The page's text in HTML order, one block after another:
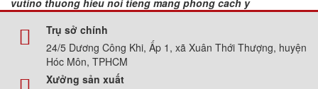
vutino thuong hieu noi tieng mang phong cach y
Trụ sở chính
24/5 Dương Công Khi, Ấp 1, xã Xuân Thới Thượng, huyện
Hóc Môn, TPHCM
Xưởng sản xuất